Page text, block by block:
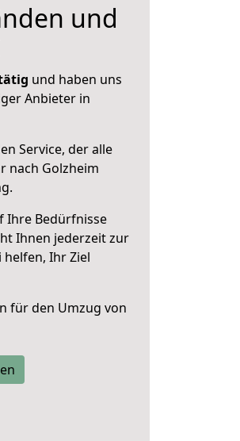
und
und haben uns
Anbieter in
Service, der alle
nach Golzheim
Ihre Bedürfnisse
Ihnen jederzeit zur
Ihr Ziel
für den Umzug von